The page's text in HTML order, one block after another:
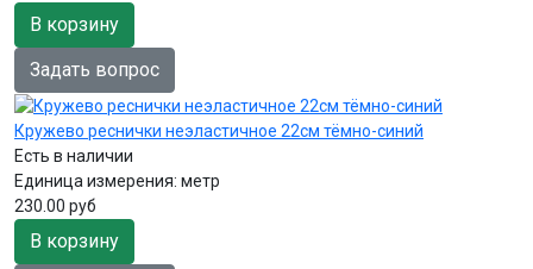
В корзину
Задать вопрос
Кружево реснички неэластичное 22см тёмно-синий
Есть в наличии
Единица измерения: метр
230.00 руб
В корзину